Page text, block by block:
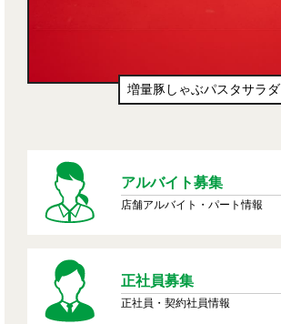
増量豚しゃぶパスタサラダ
アルバイト募集
店舗アルバイト・パート情報
正社員募集
正社員・契約社員情報